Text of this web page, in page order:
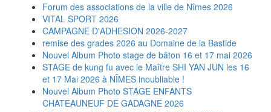
Forum des associations de la ville de Nîmes 2026
VITAL SPORT 2026
CAMPAGNE D'ADHESION 2026-2027
remise des grades 2026 au Domaine de la Bastide
Nouvel Album Photo stage de bâton 16 et 17 mai 2026
STAGE de kung fu avec le Maître SHI YAN JUN les 16
et 17 Mai 2026 à NÎMES inoubliable !
Nouvel Album Photo STAGE ENFANTS
CHATEAUNEUF DE GADAGNE 2026